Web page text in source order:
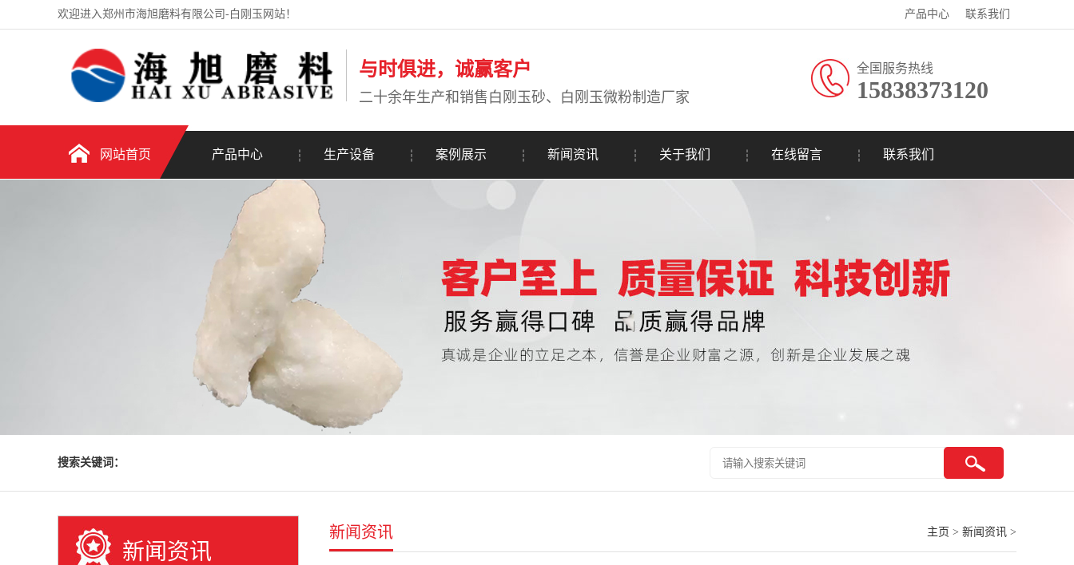
欢迎进入郑州市海旭磨料有限公司-白刚玉网站！ 产品中心 联系我们
与时俱进，诚赢客户
二十余年生产和销售白刚玉砂、白刚玉微粉制造厂家
全国服务热线
15838373120
网站首页 产品中心 生产设备 案例展示 新闻资讯 关于我们 在线留言 联系我们
搜索关键词：
新闻资讯
新闻资讯 主页 > 新闻资讯 >